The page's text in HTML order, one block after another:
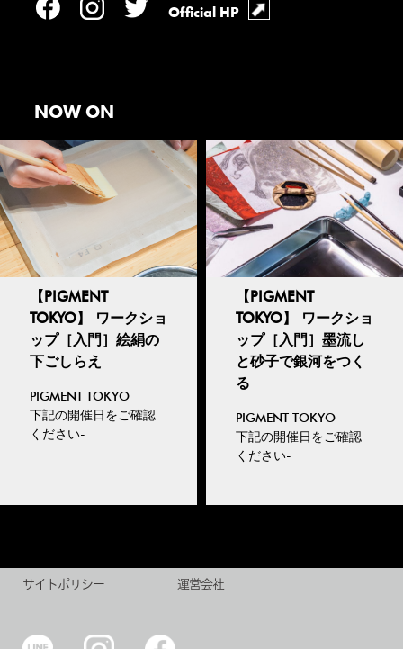
Official HP
NOW ON
【PIGMENT
TOKYO】 ワークショ
ップ［入門］絵絹の
下ごしらえ
PIGMENT TOKYO
下記の開催日をご確認
ください-
【PIGMENT
TOKYO】 ワークショ
ップ［入門］墨流し
と砂子で銀河をつく
る
PIGMENT TOKYO
下記の開催日をご確認
ください-
サイトポリシー 運営会社